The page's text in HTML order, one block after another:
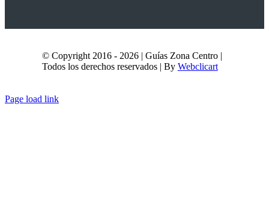
© Copyright 2016 - 2026 | Guías Zona Centro |
Todos los derechos reservados | By Webclicart
Page load link